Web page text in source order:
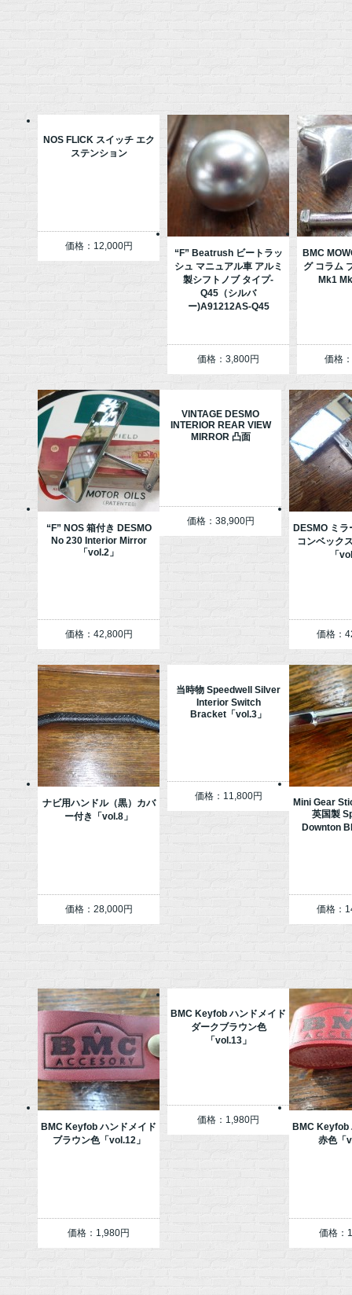
NOS FLICK スイッチ エク
ステンション
価格：12,000円
“F” Beatrush ビートラッ
シュ マニュアル車 アルミ
製シフトノブ タイプ-
Q45（シルバ
ー)A91212AS-Q45
価格：3,800円
BMC
グ コラム
Mk1
価格
“F” NOS 箱付き DESMO
No 230 Interior Mirror
「vol.2」
価格：42,800円
VINTAGE DESMO
INTERIOR REAR VIEW
MIRROR 凸面
価格：38,900円
DESMO ミ
コンベック
「
価格：
ナビ用ハンドル（黒）カバ
ー付き「vol.8」
価格：28,000円
当時物 Speedwell Silver
Interior Switch
Bracket「vol.3」
価格：11,800円
Mini Gear
英国製
Downton
価格：
BMC Keyfob ハンドメイド
ブラウン色「vol.12」
価格：1,980円
BMC Keyfob ハンドメイド
ダークブラウン色
「vol.13」
価格：1,980円
BMC Keyfob
赤色「
価格：